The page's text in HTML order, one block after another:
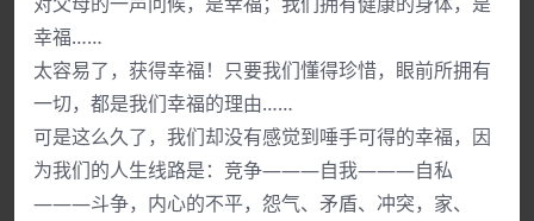
幸福……
太容易了，获得幸福！只要我们懂得珍惜，眼前所拥有
一切，都是我们幸福的理由……
可是这么久了，我们却没有感觉到唾手可得的幸福，因
为我们的人生线路是：竞争———自我———自私
———斗争，内心的不平，怨气、矛盾、冲突，家、